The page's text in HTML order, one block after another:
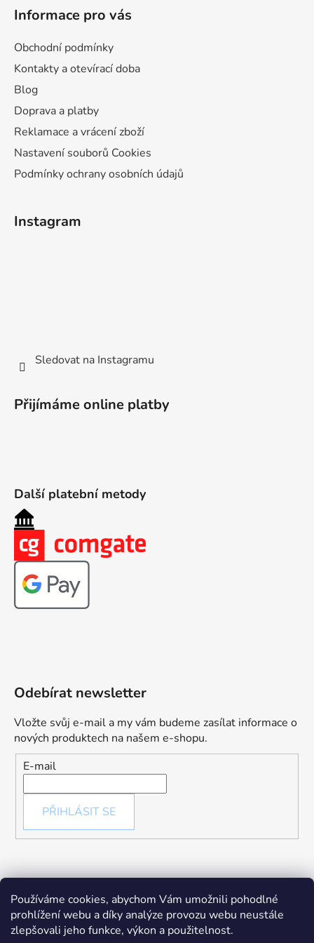
Používáme cookies, abychom Vám umožnili pohodlné
prohlížení webu a díky analýze provozu webu neustále
zlepšovali jeho funkce, výkon a použitelnost.
Informace pro vás
Obchodní podmínky
Kontakty a otevírací doba
Blog
Doprava a platby
Reklamace a vrácení zboží
Nastavení souborů Cookies
Podmínky ochrany osobních údajů
Instagram
Sledovat na Instagramu
Přijímáme online platby
Další platební metody
Odebírat newsletter
Vložte svůj e-mail a my vám budeme zasílat informace o
nových produktech na našem e-shopu.
E-mail
PŘIHLÁSIT SE